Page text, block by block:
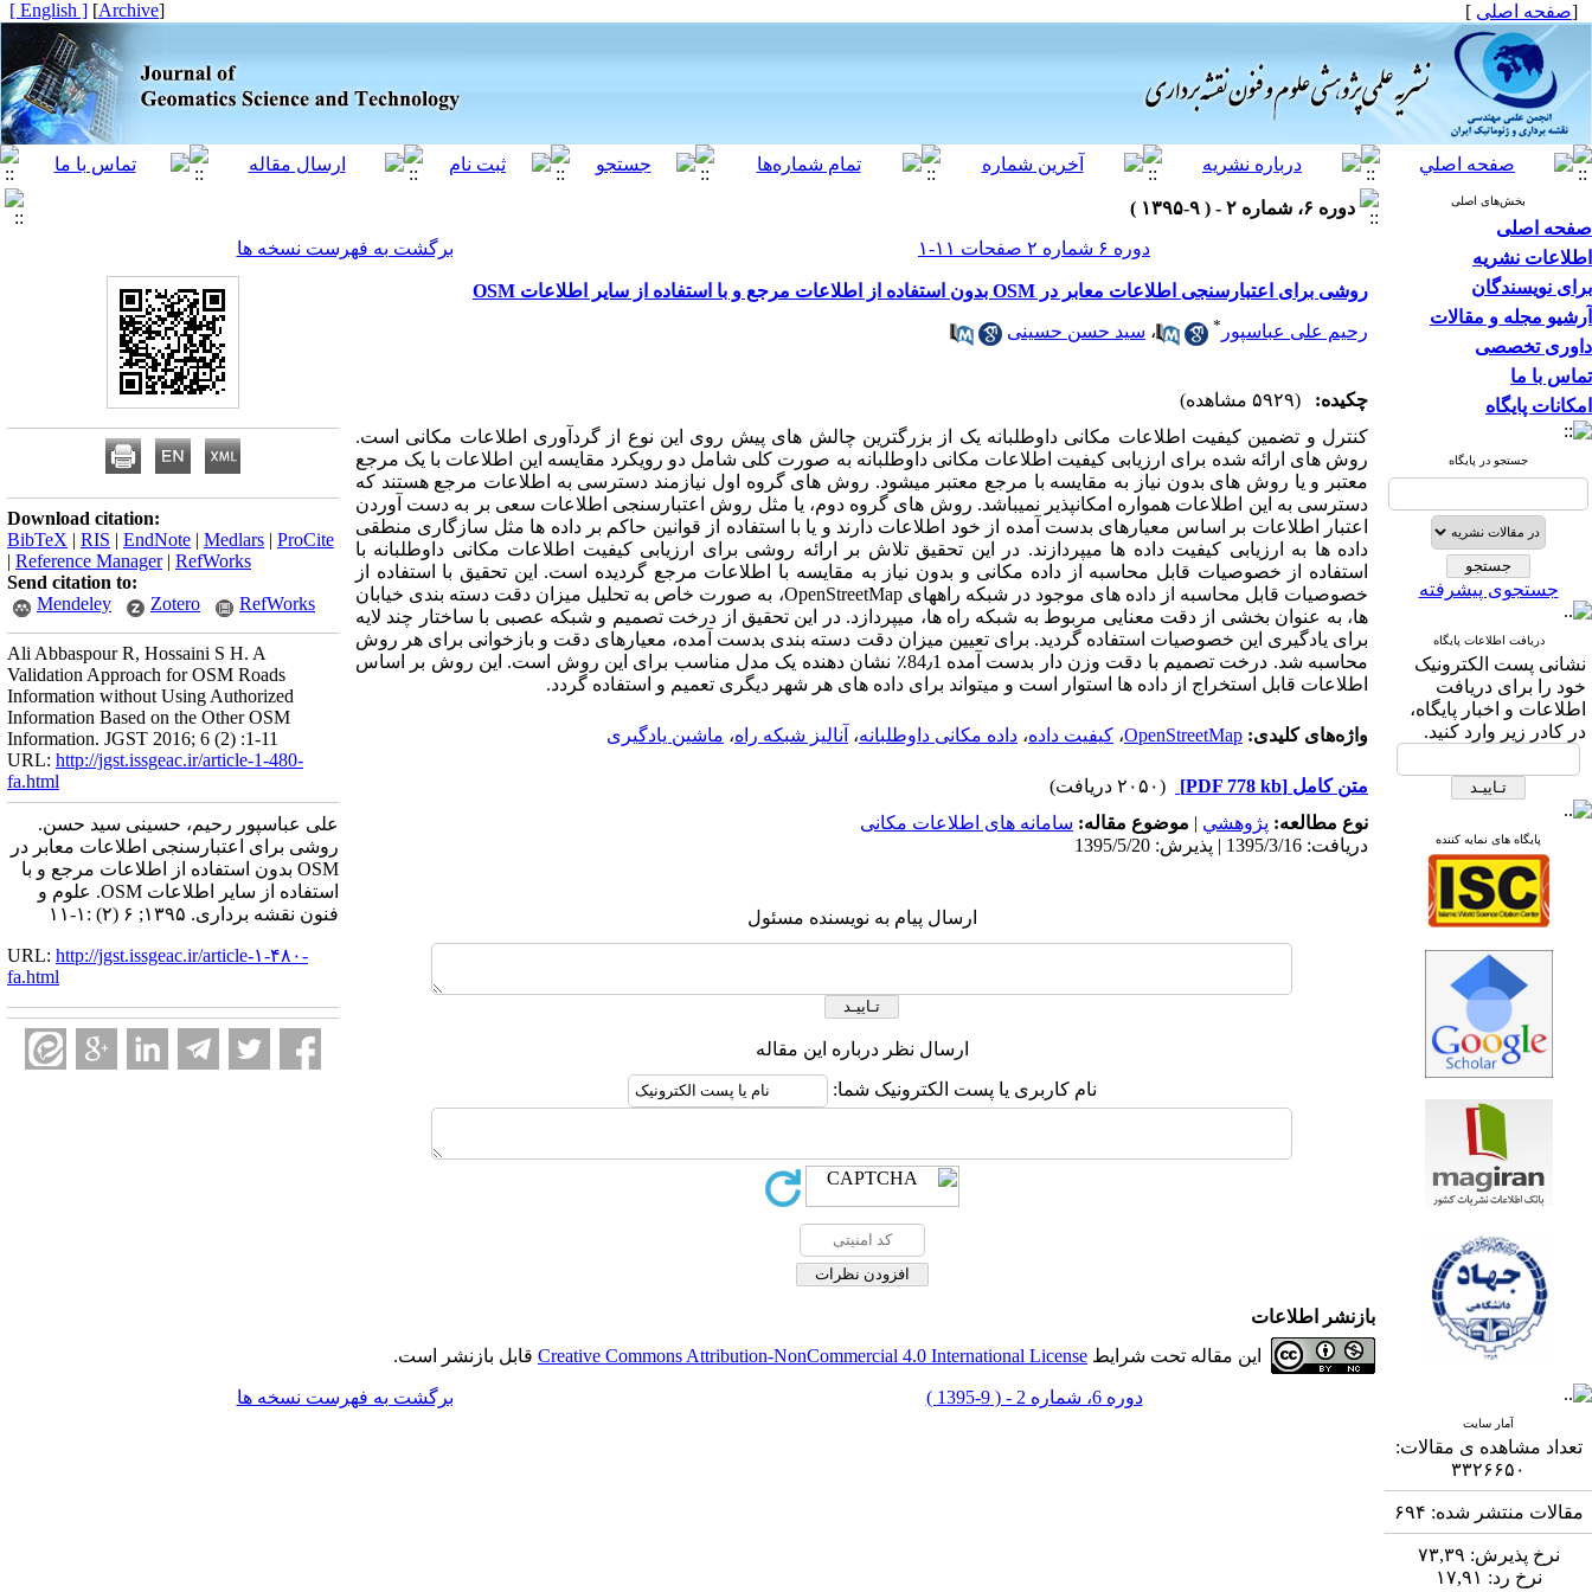
[صفحه اصلی ]
[
Archive
]
[ English ]
بخش‌های اصلی
صفحه اصلی
اطلاعات نشریه
برای نویسندگان
آرشیو مجله و مقالات
داوری تخصصی
تماس با ما
امکانات پایگاه
جستجو در پایگاه
جستجوی پیشرفته
دریافت اطلاعات پایگاه
نشانی پست الکترونیک
خود را برای دریافت
اطلاعات و اخبار پایگاه،
در کادر زیر وارد کنید.
پایگاه های نمایه کننده
آمار سایت
تعداد مشاهده ی مقالات:
۳۳۲۶۶۵۰
مقالات منتشر شده: ۶۹۴
نرخ پذیرش: ۷۳,۳۹
نرخ رد: ۱۷,۹۱
دوره ۶، شماره ۲ - ( ۹-۱۳۹۵ )
دوره ۶ شماره ۲ صفحات ۱۱-۱
برگشت به فهرست نسخه ها
روشی برای اعتبارسنجی اطلاعات معابر در OSM بدون استفاده از اطلاعات مرجع و با استفاده از سایر اطلاعات OSM
رحیم علی عباسپور * ، سید حسن حسینی
چکیده:
(۵۹۲۹ مشاهده)
کنترل و تضمین کیفیت اطلاعات مکانی داوطلبانه یک از بزرگترین چالش های پیش روی این نوع از گردآوری اطلاعات مکانی است.
روش­ های ارائه شده برای ارزیابی کیفیت اطلاعات مکانی داوطلبانه به صورت کلی شامل دو رویکرد مقایسه‌ این اطلاعات با یک مرجع
معتبر و یا روش­ های بدون نیاز به مقایسه با مرجع معتبر می­شود. روش­ های گروه اول نیازمند دسترسی به اطلاعات مرجع هستند که
دسترسی به این اطلاعات همواره امکان­پذیر نمی­باشد. روش­ های گروه دوم، یا مثل روش اعتبارسنجی اطلاعات سعی بر به دست آوردن
اعتبار اطلاعات بر اساس معیارهای بدست آمده از خود اطلاعات دارند و یا با استفاده از قوانین حاکم بر داده­ ها مثل سازگاری منطقی
داده­ ها به ارزیابی کیفیت داده ­ها می­پردازند. در این تحقیق تلاش بر ارائه روشی برای ارزیابی کیفیت اطلاعات مکانی داوطلبانه با
استفاده از خصوصیات قابل محاسبه از داده مکانی و بدون نیاز به مقایسه با اطلاعات مرجع گردیده است. این تحقیق با استفاده از
خصوصیات قابل محاسبه از داده­ های موجود در شبکه راه­هایOpenStreetMap، به صورت خاص به تحلیل میزان دقت دسته­­ بندی خیابان
­ها، به عنوان بخشی از دقت معنایی مربوط به شبکه راه­ ها، می­پردازد. در این تحقیق از درخت تصمیم و شبکه عصبی با ساختار چند لایه
برای یادگیری این خصوصیات استفاده گردید. برای تعیین میزان دقت دسته­ بندی بدست آمده، معیار­های دقت و بازخوانی برای هر روش
محاسبه شد. درخت تصمیم با دقت وزن­ دار بدست آمده 84٫1٪ نشان­ دهنده یک مدل مناسب برای این روش است. این روش بر اساس
اطلاعات قابل استخراج از داده ­ها استوار است و می­تواند برای داده­ های هر شهر دیگری تعمیم و استفاده گردد.
واژه‌های کلیدی: OpenStreetMap، کیفیت داده، داده‌ مکانی داوطلبانه، آنالیز شبکه راه، ماشین یادگیری
متن کامل [PDF 778 kb]
(۲۰۵۰ دریافت)
نوع مطالعه: پژوهشي | موضوع مقاله: سامانه های اطلاعات مکانی
دریافت: 1395/3/16 | پذیرش: 1395/5/20
ارسال پیام به نویسنده مسئول
ارسال نظر درباره این مقاله
نام کاربری یا پست الکترونیک شما:
Download citation:
BibTeX | RIS | EndNote | Medlars | ProCite
| Reference Manager| RefWorks
Send citation to:
Mendeley
Zotero RefWorks
Ali Abbaspour R, Hossaini S H. A
Validation Approach for OSM Roads
Information without Using Authorized
Information Based on the Other OSM
Information. JGST 2016; 6 (2) :1-11
URL: http://jgst.issgeac.ir/article-1-480-
fa.html
علی عباسپور رحیم، حسینی سید حسن.
روشی برای اعتبارسنجی اطلاعات معابر در
OSM بدون استفاده از اطلاعات مرجع و با
استفاده از سایر اطلاعات OSM. علوم و
فنون نقشه برداری. ۱۳۹۵; ۶ (۲) :۱-۱۱
URL: http://jgst.issgeac.ir/article-۱-۴۸۰-
fa.html
بازنشر اطلاعات
این مقاله تحت شرایط Creative Commons Attribution-NonCommercial 4.0 International License قابل بازنشر است.
دوره 6، شماره 2 - ( 9-1395 ) برگشت به فهرست نسخه ها